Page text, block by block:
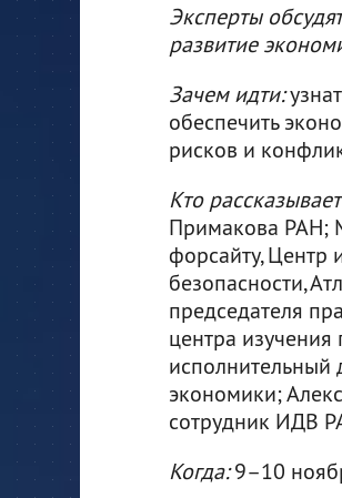
Эксперты
развитие
Зачем идти:
обеспечить
рисков и
Кто
Примакова РАН;
форсайту,
безопасности,
председателя
центра
исполнительный
экономики;
сотрудник ИДВ
Когда:9–10